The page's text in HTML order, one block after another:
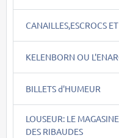
CANAILLES,ESCROCS
KELENBORN OU
BILLETS d'HUMEUR
LOUSEUR: LE
DES RIBAUDES